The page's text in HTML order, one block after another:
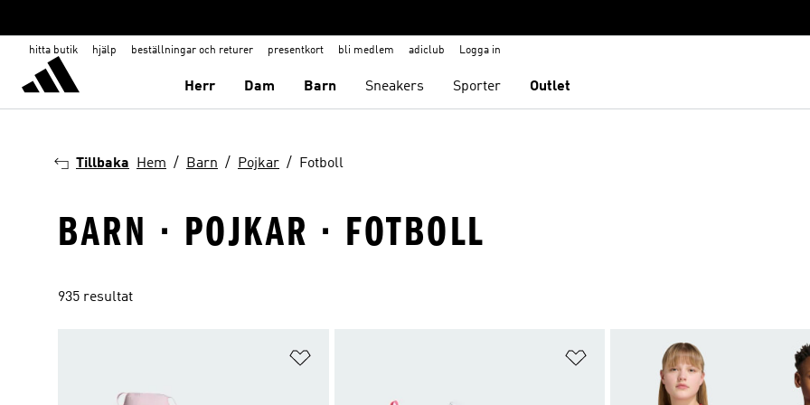
hitta butik hjälp beställningar och returer presentkort bli medlem adiclub Logga in
Herr Dam Barn Sneakers Sporter Outlet
Tillbaka Hem Barn Pojkar Fotboll
BARN · POJKAR · FOTBOLL
935 resultat
Lägg till på önskelistan